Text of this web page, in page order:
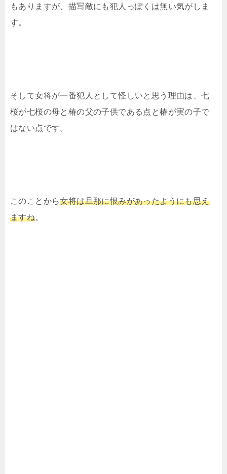
もありますが、描写敵にも犯人っぽくは無い気がしま
す。
そして女将が一番犯人として怪しいと思う理由は、七
桜が七桜の母と椿の父の子供である点と椿が実の子で
はない点です。
このことから女将は旦那に恨みがあったようにも思え
ますね。